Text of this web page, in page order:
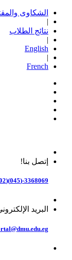
الشكاوى
|
نتائج الطلاب
|
English
|
French
إتصل بنا!
3368069-(045)(002)
البريد